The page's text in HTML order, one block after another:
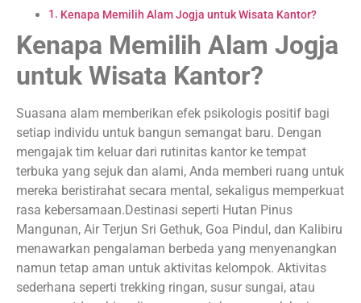
Kenapa Memilih Alam Jogja untuk Wisata Kantor?
Kenapa Memilih Alam Jogja
untuk Wisata Kantor?
Suasana alam memberikan efek psikologis positif bagi
setiap individu untuk bangun semangat baru. Dengan
mengajak tim keluar dari rutinitas kantor ke tempat
terbuka yang sejuk dan alami, Anda memberi ruang untuk
mereka beristirahat secara mental, sekaligus memperkuat
rasa kebersamaan.Destinasi seperti Hutan Pinus
Mangunan, Air Terjun Sri Gethuk, Goa Pindul, dan Kalibiru
menawarkan pengalaman berbeda yang menyenangkan
namun tetap aman untuk aktivitas kelompok. Aktivitas
sederhana seperti trekking ringan, susur sungai, atau